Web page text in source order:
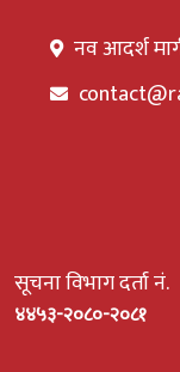
नव आदर्श
सूचना विभाग दर्ता नं.
४४५३-२०८०-२०८१